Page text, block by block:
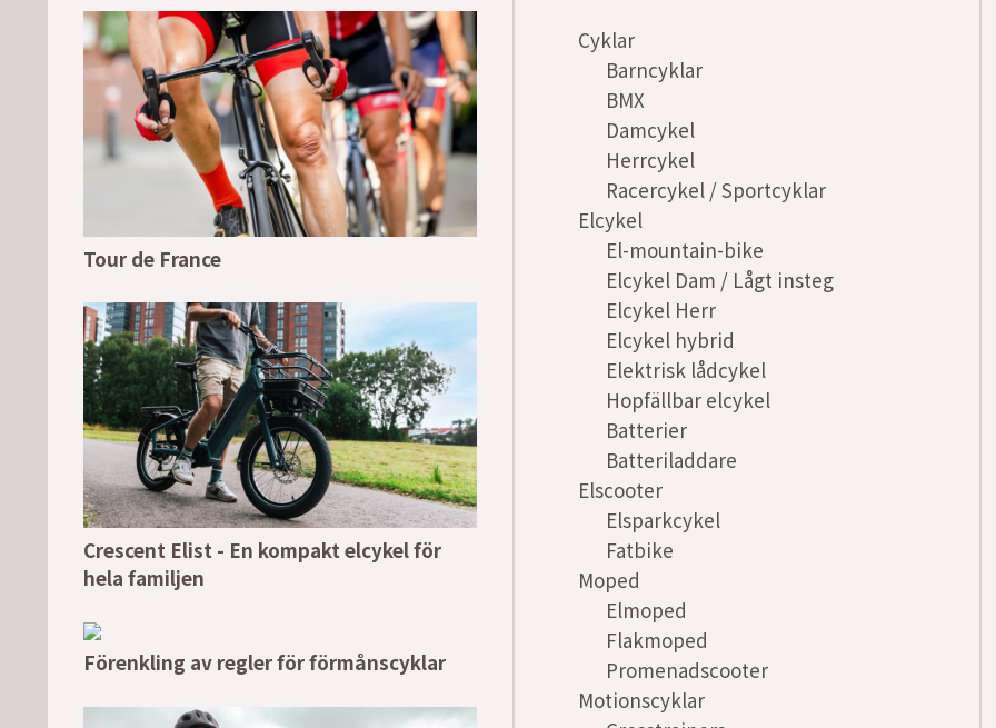
Tour de France
Crescent Elist - En kompakt elcykel för
hela familjen
Förenkling av regler för förmånscyklar
Cyklar
Barncyklar
BMX
Damcykel
Herrcykel
Racercykel / Sportcyklar
Elcykel
El-mountain-bike
Elcykel Dam / Lågt insteg
Elcykel Herr
Elcykel hybrid
Elektrisk lådcykel
Hopfällbar elcykel
Batterier
Batteriladdare
Elscooter
Elsparkcykel
Fatbike
Moped
Elmoped
Flakmoped
Promenadscooter
Motionscyklar